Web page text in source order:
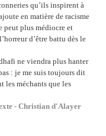
qu’ils inspirent à
en matière de racisme
peut plus médiocre et
d’être battu dès le
ne viendra plus hanter
: je me suis toujours dit
les méchants que les
- Christian d'Alayer